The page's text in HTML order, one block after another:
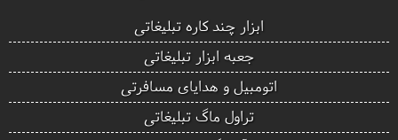
ابزار چند کاره تبلیغاتی
جعبه ابزار تبلیغاتی
اتومبیل و هدایای مسافرتی
تراول ماگ تبلیغاتی